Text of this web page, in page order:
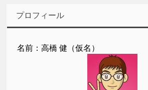
プロフィール
名前：高橋 健（仮名）